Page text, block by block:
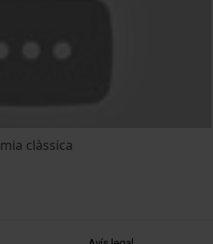
clàssica
MENÚ PEU 1